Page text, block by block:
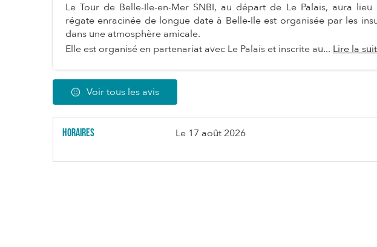
Le Tour de Belle-Ile-en-Mer SNBI, au départ de Le Palais, aura
régate enracinée de longue date à Belle-Ile est organisée par les
dans une atmosphère amicale.
Elle est organisé en partenariat avec Le Palais et inscrite au... Lire la
Voir tous les avis
Horaires Le 17 août 2026